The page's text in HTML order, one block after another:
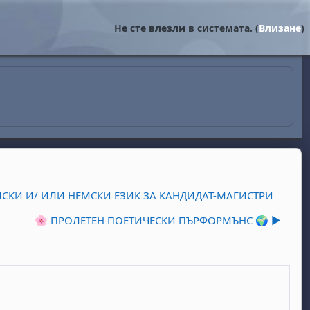
Не сте влезли в системата. (Влизане)
И/ ИЛИ НЕМСКИ ЕЗИК ЗА КАНДИДАТ-МАГИСТРИ
🌸 ПРОЛЕТЕН ПОЕТИЧЕСКИ ПЪРФОРМЪНС 🌍 ▶︎